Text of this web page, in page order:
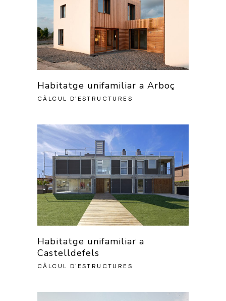
Habitatge unifamiliar a Arboç
CÀLCUL D'ESTRUCTURES
Habitatge unifamiliar a
Castelldefels
CÀLCUL D'ESTRUCTURES